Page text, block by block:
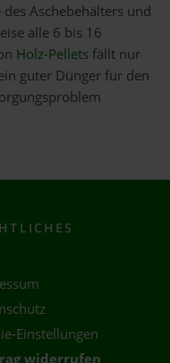
Aschebehälters und
alle 6 bis 16
Holz-Pelletsfällt nur
guter Dünger für den
Einstellungen
widerrufen